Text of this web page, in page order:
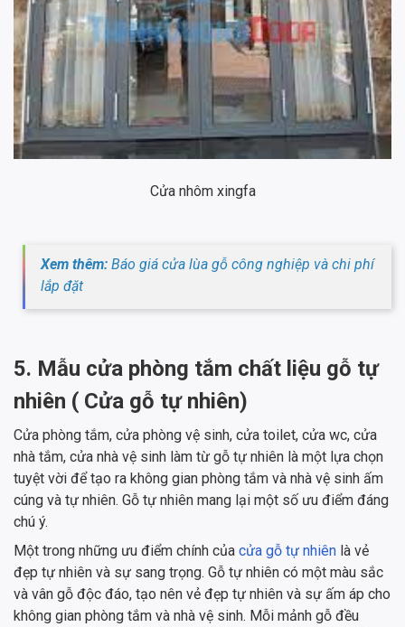
Cửa nhôm xingfa
Xem thêm: Báo giá cửa lùa gỗ công nghiệp và chi phí
lắp đặt
5. Mẫu cửa phòng tắm chất liệu gỗ tự
nhiên ( Cửa gỗ tự nhiên)
Cửa phòng tắm, cửa phòng vệ sinh, cửa toilet, cửa wc, cửa
nhà tắm, cửa nhà vệ sinh làm từ gỗ tự nhiên là một lựa chọn
tuyệt vời để tạo ra không gian phòng tắm và nhà vệ sinh ấm
cúng và tự nhiên. Gỗ tự nhiên mang lại một số ưu điểm đáng
chú ý.
Một trong những ưu điểm chính của cửa gỗ tự nhiên là vẻ
đẹp tự nhiên và sự sang trọng. Gỗ tự nhiên có một màu sắc
và vân gỗ độc đáo, tạo nên vẻ đẹp tự nhiên và sự ấm áp cho
không gian phòng tắm và nhà vệ sinh. Mỗi mảnh gỗ đều